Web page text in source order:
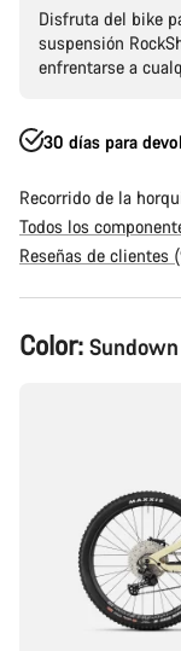
Disfruta del bike
suspensión
enfrentarse a
30 días para
Recorrido de la
Todos los
Reseñas de clientes
Configuración
del
Color: